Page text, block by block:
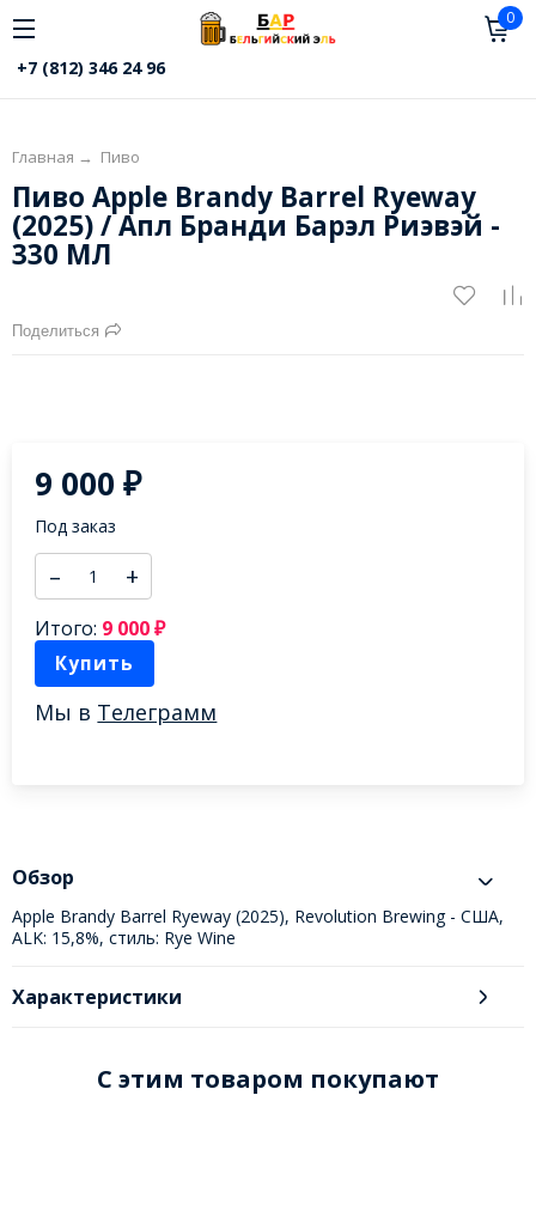
0
+7 (812) 346 24 96
Главная → Пиво
Пиво Apple Brandy Barrel Ryeway
(2025) / Aпл Бранди Барэл Риэвэй -
330 МЛ
Поделиться
9 000₽
Под заказ
– +
Итого: 9 000₽
Купить
Мы в Телеграмм
Обзор
Apple Brandy Barrel Ryeway (2025), Revolution Brewing - США,
ALK: 15,8%, стиль: Rye Wine
Характеристики
C этим товаром покупают